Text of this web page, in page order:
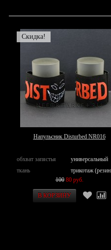
Скидка!
Напульсник Disturbed NR016
обхват запястья
универсальный
ткань
трикотаж
100 80 руб.